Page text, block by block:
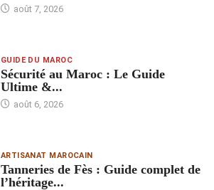
août 7, 2026
GUIDE DU MAROC
Sécurité au Maroc : Le Guide
Ultime &...
août 6, 2026
ARTISANAT MAROCAIN
Tanneries de Fès : Guide complet de
l’héritage...